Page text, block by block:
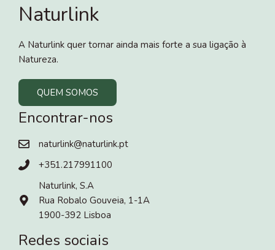
Naturlink
A Naturlink quer tornar ainda mais forte a sua ligação à
Natureza.
QUEM SOMOS
Encontrar-nos
naturlink@naturlink.pt
+351.217991100
Naturlink, S.A
Rua Robalo Gouveia, 1-1A
1900-392 Lisboa
Redes sociais